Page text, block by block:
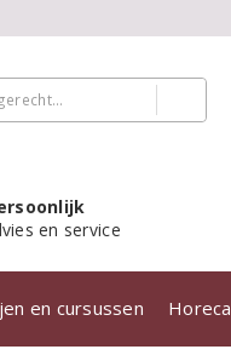
en service
en cursussen Horeca